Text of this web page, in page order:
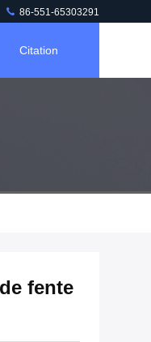
86-551-65303291
Citation
fente